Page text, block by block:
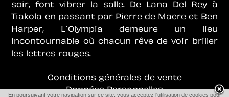
soir, font vibrer la salle. De Lana Del Rey à
Tiakola en passant par Pierre de Maere et Ben
Harper, L´Olympia demeure un lieu
incontournable où chacun rêve de voir briller
les lettres rouges.
Conditions générales de vente
Données Personnelles
En poursuivant votre navigation sur ce site, vous acceptez l'utilisation de cookies pour